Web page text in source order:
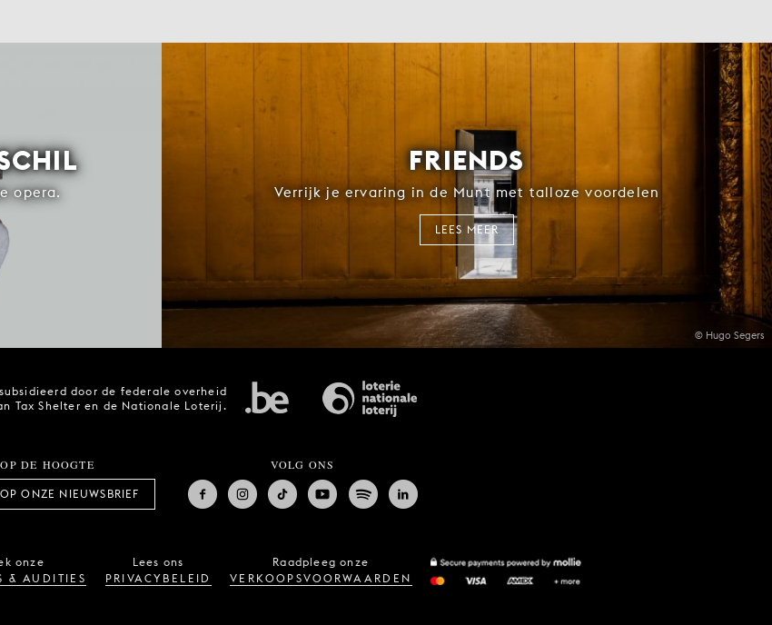
opera.
© Hugo Segers
FRIENDS
Verrijk je ervaring in de Munt met talloze voordelen
LEES MEER
door de federale overheid
Tax Shelter en de Nationale Loterij.
DE HOOGTE
ONZE NIEUWSBRIEF
VOLG ONS
onze
& AUDITIES
Lees ons
PRIVACYBELEID
Raadpleeg onze
VERKOOPSVOORWAARDEN